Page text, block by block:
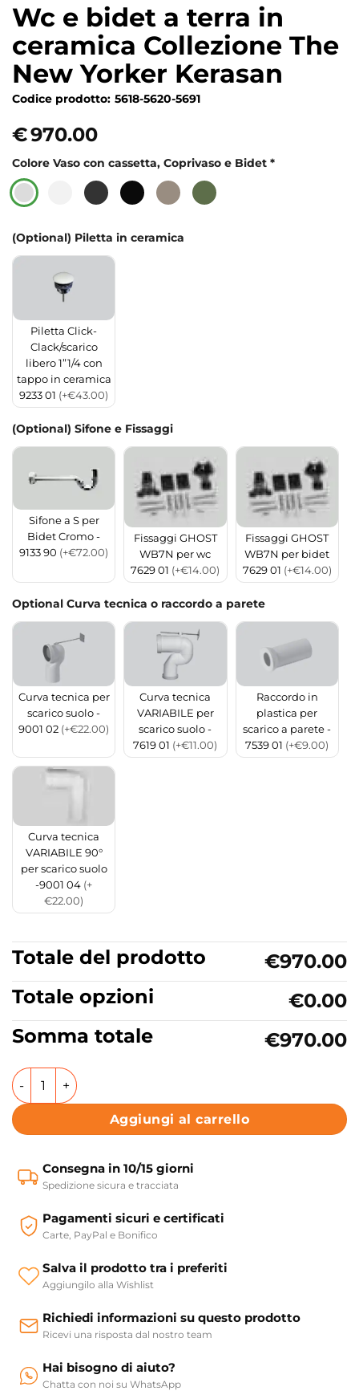
Wc e bidet a terra in
ceramica Collezione The
New Yorker Kerasan
Codice prodotto: 5618-5620-5691
€970.00
Colore Vaso con cassetta, Coprivaso e Bidet *
(Optional) Piletta in ceramica
Piletta Click-
Clack/scarico
libero 1”1/4 con
tappo in ceramica
9233 01 (+€43.00)
(Optional) Sifone e Fissaggi
Sifone a S per
Bidet Cromo -
9133 90 (+€72.00)
Fissaggi GHOST
WB7N per wc
7629 01 (+€14.00)
Fissaggi GHOST
WB7N per bidet
7629 01 (+€14.00)
Optional Curva tecnica o raccordo a parete
Curva tecnica per
scarico suolo -
9001 02 (+€22.00)
Curva tecnica
VARIABILE per
scarico suolo -
7619 01 (+€11.00)
Raccordo in
plastica per
scarico a parete -
7539 01 (+€9.00)
Curva tecnica
VARIABILE 90°
per scarico suolo
-9001 04 (+
€22.00)
Totale del prodotto
€970.00
Totale opzioni
€0.00
Somma totale
€970.00
Wc e bidet a terra in ceramica Collezione The New Yorker
Aggiungi al carrello
Consegna in 10/15 giorni
Spedizione sicura e tracciata
Pagamenti sicuri e certificati
Carte, PayPal e Bonifico
Salva il prodotto tra i preferiti
Aggiungilo alla Wishlist
Richiedi informazioni su questo prodotto
Ricevi una risposta dal nostro team
Hai bisogno di aiuto?
Chatta con noi su WhatsApp